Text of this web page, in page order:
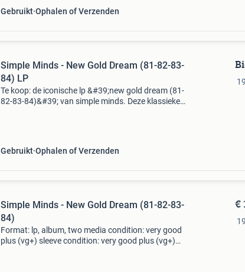
Gebruikt Ophalen of Verzenden
Simple Minds - New Gold Dream (81-82-83-
84) LP
Te koop: de iconische lp &#39;new gold dream (81-
82-83-84)&#39; van simple minds. Deze klassieker
Gebruikt Ophalen of Verzenden
Simple Minds - New Gold Dream (81-82-83-
84)
Format: lp, album, two media condition: very good
plus (vg+) sleeve condition: very good plus (vg+)
€